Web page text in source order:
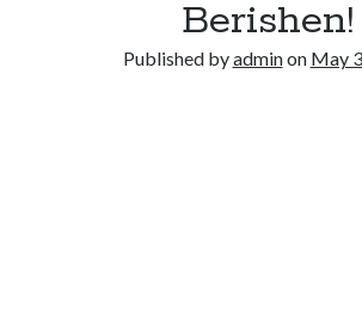
Berishen!
Published byadminon May